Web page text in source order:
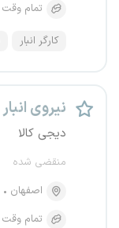
تمام وقت
کارگر انبار
نیروی انبار
دیجی کالا
منقضی شده
اصفهان
تمام وقت